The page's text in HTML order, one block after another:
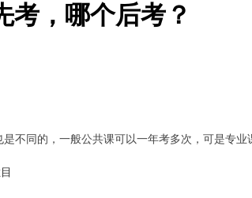
考，哪个后考？
不同的，一般公共课可以一年考多次，可是专